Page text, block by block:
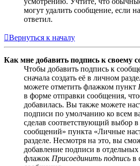
могут удалить сообщение, если
ответил.
Вернуться к началу
Как мне добавить подпись к своему
Чтобы добавить подпись к
сначала создать её в личном
можете отметить флажком пункт
в форме отправки сообщения,
добавилась. Вы также можете
подписи по умолчанию ко всем
сделав соответствующий выбор
сообщений» пункта «Личные
разделе. Несмотря на это, вы
добавление подписи в
флажок Присоединить подпись в